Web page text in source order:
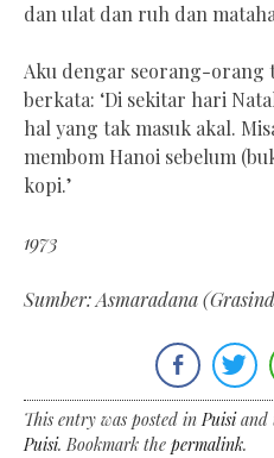
dan ulat dan ruh dan
Aku dengar seorang-orang
berkata: ‘Di sekitar hari
hal yang tak masuk akal.
membom Hanoi sebelum
kopi.’
1973
Sumber: Asmaradana
This entry was posted inPuisiand
Puisi. Bookmark the permalink.